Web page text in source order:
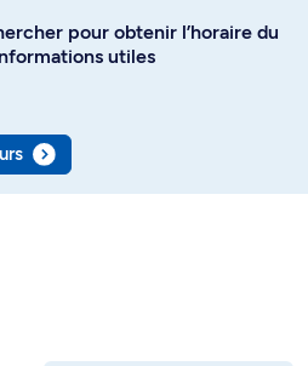
pour obtenir l’horaire du
utiles